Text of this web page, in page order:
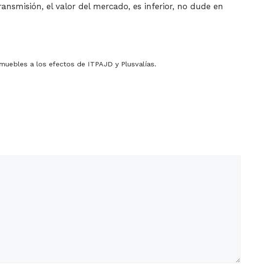
el valor del mercado, es inferior, no dude en
a los efectos de ITPAJD y Plusvalías.